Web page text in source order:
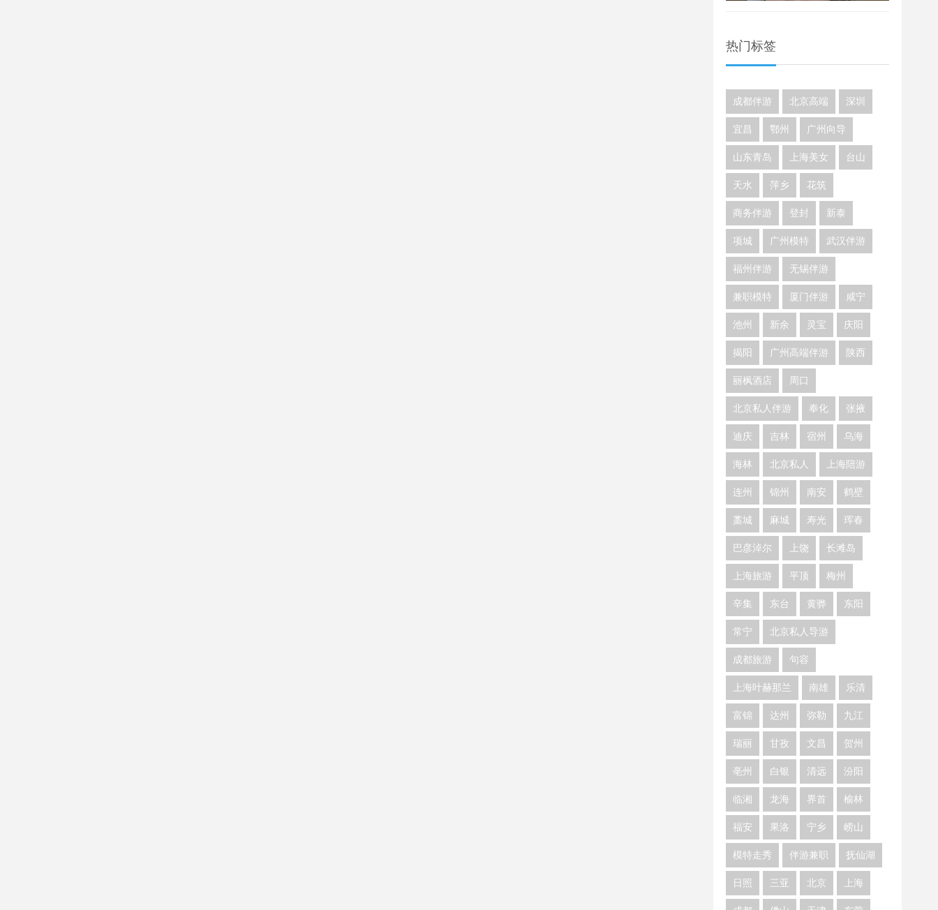
热门标签
成都伴游 北京高端 深圳
宜昌 鄂州 广州向导
山东青岛 上海美女 台山
天水 萍乡 花筑
商务伴游 登封 新泰
项城 广州模特 武汉伴游
福州伴游 无锡伴游
兼职模特 厦门伴游 咸宁
池州 新余 灵宝 庆阳
揭阳 广州高端伴游 陕西
丽枫酒店 周口
北京私人伴游 奉化 张掖
迪庆 吉林 宿州 乌海
海林 北京私人 上海陪游
连州 锦州 南安 鹤壁
藁城 麻城 寿光 珲春
巴彦淖尔 上饶 长滩岛
上海旅游 平顶 梅州
辛集 东台 黄骅 东阳
常宁 北京私人导游
成都旅游 句容
上海叶赫那兰 南雄 乐清
富锦 达州 弥勒 九江
瑞丽 甘孜 文昌 贺州
亳州 白银 清远 汾阳
临湘 龙海 界首 榆林
福安 果洛 宁乡 崂山
模特走秀 伴游兼职 抚仙湖
日照 三亚 北京 上海